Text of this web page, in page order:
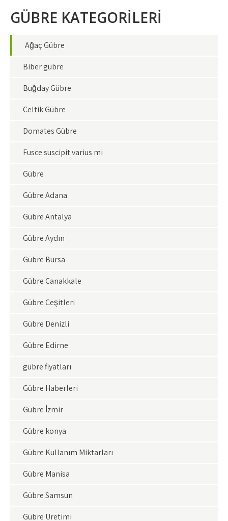
GÜBRE KATEGORİLERİ
Ağaç Gübre
Biber gübre
Buğday Gübre
Çeltik Gübre
Domates Gübre
Fusce suscipit varius mi
Gübre
Gübre Adana
Gübre Antalya
Gübre Aydın
Gübre Bursa
Gübre Çanakkale
Gübre Çeşitleri
Gübre Denizli
Gübre Edirne
gübre fiyatları
Gübre Haberleri
Gübre İzmir
Gübre konya
Gübre Kullanım Miktarları
Gübre Manisa
Gübre Samsun
Gübre Üretimi